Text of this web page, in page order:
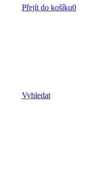
Přejít do košíku0
Vyhledat